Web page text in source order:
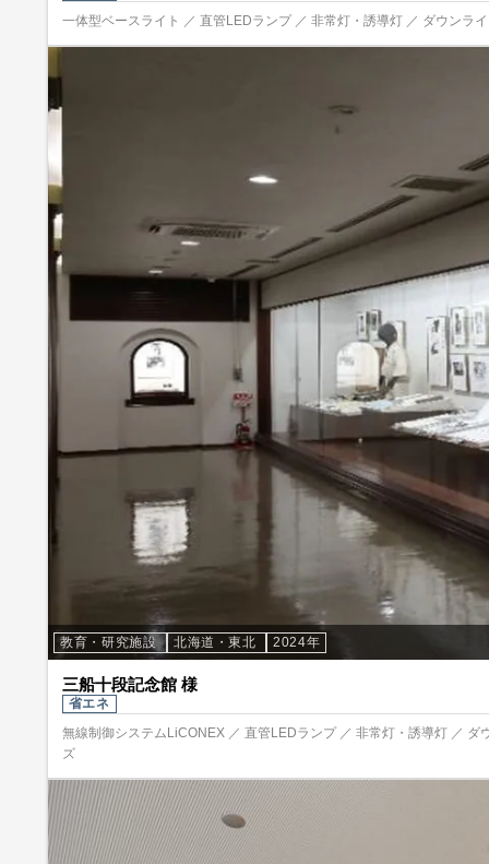
一体型ベースライト ／ 直管LEDランプ ／ 非常灯・誘導灯 ／ ダウンラ
教育・研究施設 北海道・東北 2024年
三船十段記念館 様
省エネ
無線制御システムLiCONEX ／ 直管LEDランプ ／ 非常灯・誘導灯 ／
ズ